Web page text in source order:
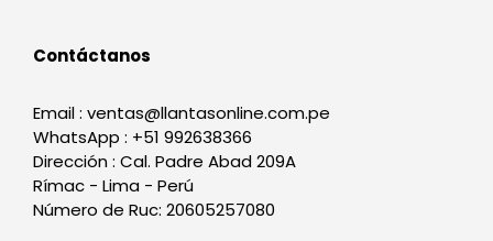
Contáctanos
Email : ventas@llantasonline.com.pe
WhatsApp : +51 992638366
Dirección : Cal. Padre Abad 209A
Rímac - Lima - Perú
Número de Ruc: 20605257080